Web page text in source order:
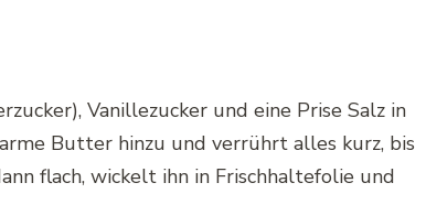
Vanillezucker und eine Prise Salz in
Butter hinzu und verrührt alles kurz, bis
flach, wickelt ihn in Frischhaltefolie und